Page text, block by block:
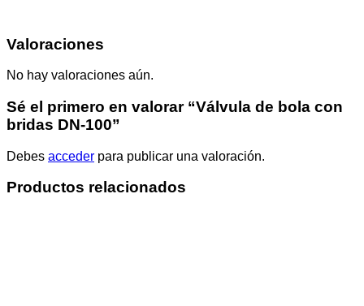
Valoraciones
No hay valoraciones aún.
Sé el primero en valorar “Válvula de bola con
bridas DN-100”
Debes acceder para publicar una valoración.
Productos relacionados